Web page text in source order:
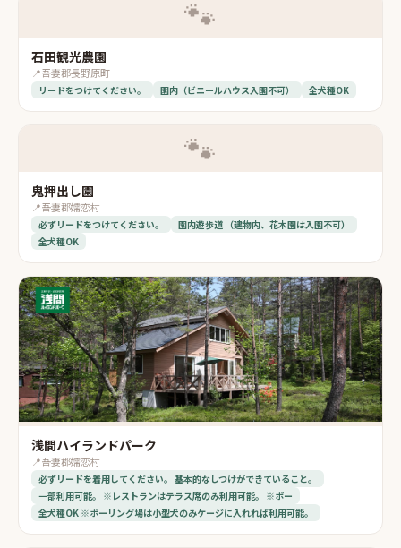
🐾
石田観光農園
📍吾妻郡長野原町
リードをつけてください。 園内（ビニールハウス入園不可） 全犬種OK
🐾
鬼押出し園
📍吾妻郡嬬恋村
必ずリードをつけてください。
園内遊歩道 （建物内、花木園は入園不可）
全犬種OK
浅間ハイランドパーク
📍吾妻郡嬬恋村
必ずリードを着用してください。 基本的なしつけができていること。
一部利用可能。 ※レストランはテラス席のみ利用可能。 ※ボー
全犬種OK ※ボーリング場は小型犬のみケージに入れれば利用可能。